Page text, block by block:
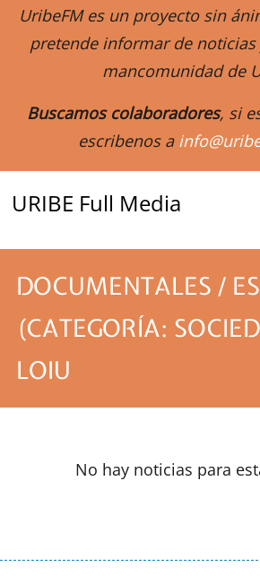
UribeFM es un proyecto sin
pretende informar de noticias
mancomunidad de
Buscamos colaboradores, si
escribenos a
URIBE Full Media
DOCUMENTALES /
(CATEGORÍA:
LOIU
No hay noticias para